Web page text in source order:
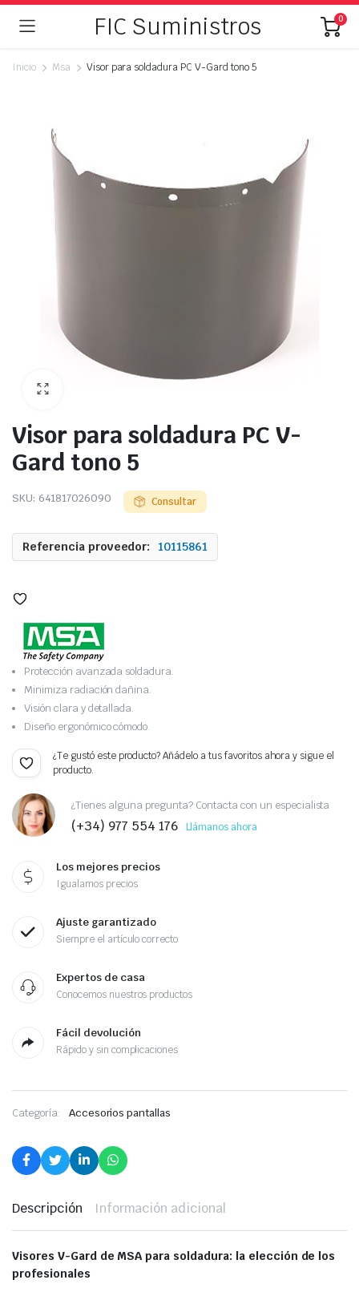
FIC Suministros 0
Inicio Msa Visor para soldadura PC V-Gard tono 5
Visor para soldadura PC V-
Gard tono 5
SKU: 641817026090 Consultar
Referencia proveedor: 10115861
Protección avanzada soldadura.
Minimiza radiación dañina.
Visión clara y detallada.
Diseño ergonómico cómodo.
¿Te gustó este producto? Añádelo a tus favoritos ahora y sigue el
producto.
¿Tienes alguna pregunta? Contacta con un especialista
(+34) 977 554 176 Llámanos ahora
Los mejores precios
Igualamos precios
Ajuste garantizado
Siempre el artículo correcto
Expertos de casa
Conocemos nuestros productos
Fácil devolución
Rápido y sin complicaciones
Categoría: Accesorios pantallas
Descripción Información adicional
Visores V-Gard de MSA para soldadura: la elección de los
profesionales